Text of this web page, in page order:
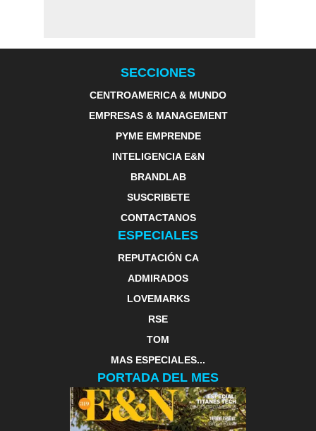
SECCIONES
CENTROAMERICA & MUNDO
EMPRESAS & MANAGEMENT
PYME EMPRENDE
INTELIGENCIA E&N
BRANDLAB
SUSCRIBETE
CONTACTANOS
ESPECIALES
REPUTACIÓN CA
ADMIRADOS
LOVEMARKS
RSE
TOM
MAS ESPECIALES...
PORTADA DEL MES